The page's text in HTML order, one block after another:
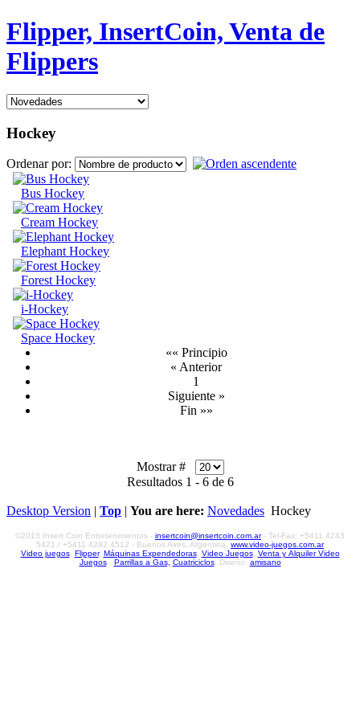
Flipper, InsertCoin, Venta de
Flippers
Hockey
Ordenar por:
Bus Hockey
Cream Hockey
Elephant Hockey
Forest Hockey
i-Hockey
Space Hockey
«« Principio
« Anterior
1
Siguiente »
Fin »»
Mostrar #
Resultados 1 - 6 de 6
Desktop Version | Top | You are here: Novedades Hockey
©2013 Insert Coin Entretenimientos - insertcoin@insertcoin.com.ar- Tel-Fax: +5411 4243
5421 / +5411 4292 4512 - Buenos Aires, Argentina, www.video-juegos.com.ar
Video juegos, Flipper, Máquinas Expendedoras, Video Juegos, Venta y Alquiler Video
Juegos, Parrillas a Gas, Cuatriciclos. Diseño: amisano